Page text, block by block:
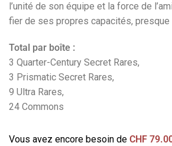
l’unité de son équipe et la force de
fier de ses propres capacités, presque
Total par boîte :
3 Quarter-Century Secret Rares,
3 Prismatic Secret Rares,
9 Ultra Rares,
24 Commons
Vous avez encore besoin de CHF